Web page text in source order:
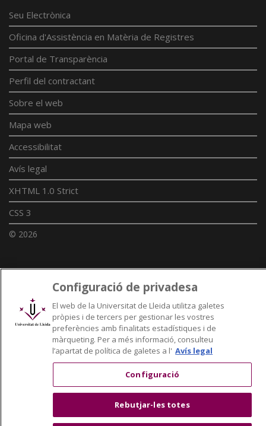
Seu Electrònica
Oficina d'Assistència en Matèria de Registres
Portal de Transparència
Perfil del contractant
Sobre el web
Mapa web
Accessibilitat
Avís legal
XHTML 1.0 Strict
CSS 3
© 2026
Enllaços UdL
Xarxes universitàries
Configuració de privadesa
El web de la Universitat de Lleida utilitza galetes
pròpies i de tercers per gestionar les vostres
preferències amb finalitats estadístiques i de
màrqueting. Per a més informació, consulteu
l’apartat de política de galetes a l' Avís legal
Configuració
Rebutjar-les totes